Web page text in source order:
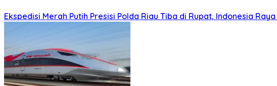
Ekspedisi Merah Putih Presisi Polda Riau Tiba di Rupat, Indonesia